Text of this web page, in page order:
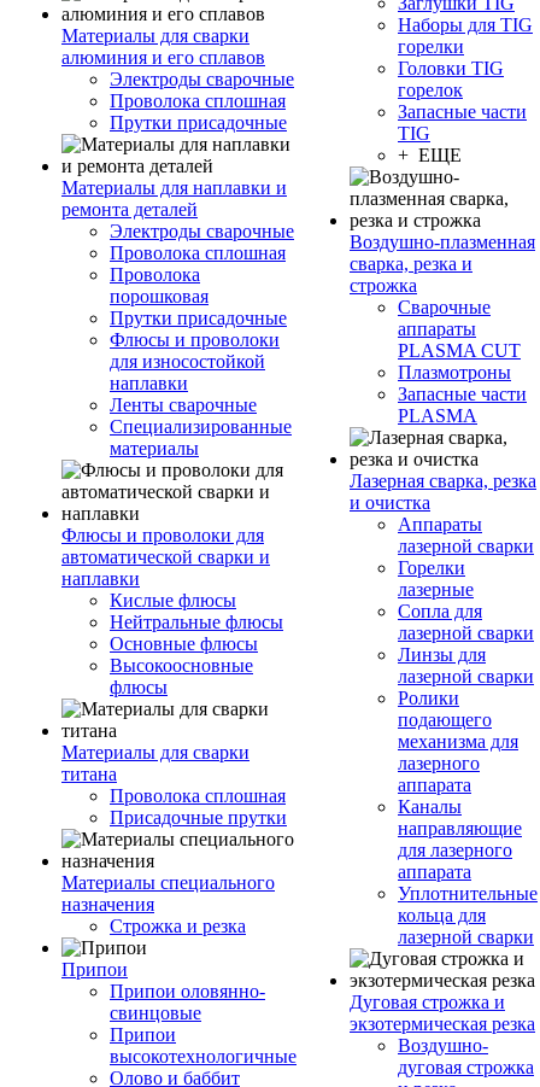
Материалы для сварки
алюминия и его сплавов
Электроды сварочные
Проволока сплошная
Прутки присадочные
Материалы для наплавки и
ремонта деталей
Электроды сварочные
Проволока сплошная
Проволока
порошковая
Прутки присадочные
Флюсы и проволоки
для износостойкой
наплавки
Ленты сварочные
Специализированные
материалы
Флюсы и проволоки для
автоматической сварки и
наплавки
Кислые флюсы
Нейтральные флюсы
Основные флюсы
Высокоосновные
флюсы
Материалы для сварки
титана
Проволока сплошная
Присадочные прутки
Материалы специального
назначения
Строжка и резка
Припои
Припои оловянно-
свинцовые
Припои
высокотехнологичные
Олово и баббит
Наборы для TIG
горелки
Головки TIG
горелок
Запасные части
TIG
+ ЕЩЕ
Воздушно-плазменная
сварка, резка и
строжка
Сварочные
аппараты
PLASMA CUT
Плазмотроны
Запасные части
PLASMA
Лазерная сварка, резка
и очистка
Аппараты
лазерной сварки
Горелки
лазерные
Сопла для
лазерной сварки
Линзы для
лазерной сварки
Ролики
подающего
механизма для
лазерного
аппарата
Каналы
направляющие
для лазерного
аппарата
Уплотнительные
кольца для
лазерной сварки
Дуговая строжка и
экзотермическая резка
Воздушно-
дуговая строжка